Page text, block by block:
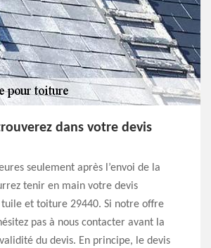
dans votre devis
seulement après l’envoi de la
tenir en main votre devis
et toiture 29440. Si notre offre
pas à nous contacter avant la
du devis. En principe, le devis